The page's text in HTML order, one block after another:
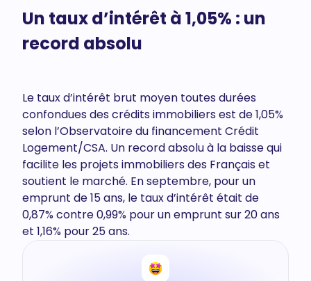
Un taux d’intérêt à 1,05% : un
record absolu
Le taux d’intérêt brut moyen toutes durées
confondues des crédits immobiliers est de 1,05%
selon l’Observatoire du financement Crédit
Logement/CSA. Un record absolu à la baisse qui
facilite les projets immobiliers des Français et
soutient le marché. En septembre, pour un
emprunt de 15 ans, le taux d’intérêt était de
0,87% contre 0,99% pour un emprunt sur 20 ans
et 1,16% pour 25 ans.